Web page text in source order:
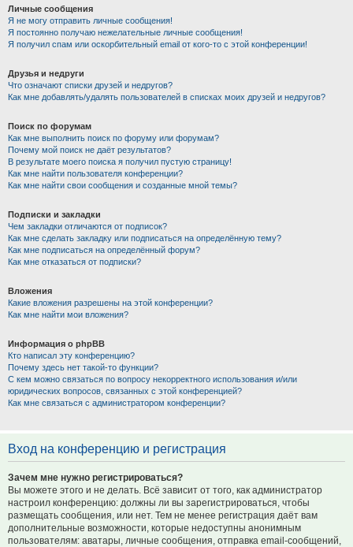
Личные сообщения
Я не могу отправить личные сообщения!
Я постоянно получаю нежелательные личные сообщения!
Я получил спам или оскорбительный email от кого-то с этой конференции!
Друзья и недруги
Что означают списки друзей и недругов?
Как мне добавлять/удалять пользователей в списках моих друзей и недругов?
Поиск по форумам
Как мне выполнить поиск по форуму или форумам?
Почему мой поиск не даёт результатов?
В результате моего поиска я получил пустую страницу!
Как мне найти пользователя конференции?
Как мне найти свои сообщения и созданные мной темы?
Подписки и закладки
Чем закладки отличаются от подписок?
Как мне сделать закладку или подписаться на определённую тему?
Как мне подписаться на определённый форум?
Как мне отказаться от подписки?
Вложения
Какие вложения разрешены на этой конференции?
Как мне найти мои вложения?
Информация о phpBB
Кто написал эту конференцию?
Почему здесь нет такой-то функции?
С кем можно связаться по вопросу некорректного использования и/или
юридических вопросов, связанных с этой конференцией?
Как мне связаться с администратором конференции?
Вход на конференцию и регистрация
Зачем мне нужно регистрироваться?
Вы можете этого и не делать. Всё зависит от того, как администратор
настроил конференцию: должны ли вы зарегистрироваться, чтобы
размещать сообщения, или нет. Тем не менее регистрация даёт вам
дополнительные возможности, которые недоступны анонимным
пользователям: аватары, личные сообщения, отправка email-сообщений,